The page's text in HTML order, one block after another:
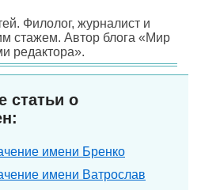
Филолог, журналист и
стажем. Автор блога «Мир
редактора».
статьи о
имени Бренко
имени Ватрослав